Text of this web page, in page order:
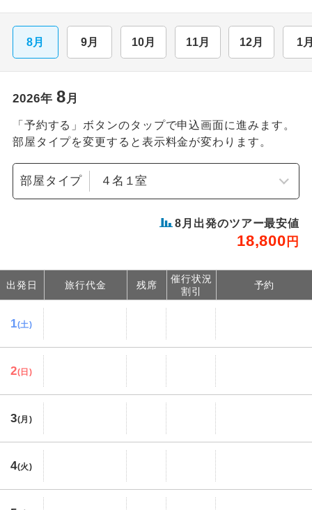
8月 9月 10月 11月 12月 1
2026年 8月
「予約する」ボタンのタップで申込画面に進みます。
部屋タイプを変更すると表示料金が変わります。
部屋タイプ
8 月出発のツアー最安値
18,800 円
出発日 旅行代金 残席
催行状況
割引
予約
1(土)
2(日)
3(月)
4(火)